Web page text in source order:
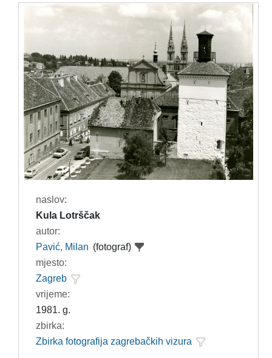
naslov:
Kula Lotrščak
autor:
Pavić, Milan (fotograf)
mjesto:
Zagreb
vrijeme:
1981. g.
zbirka:
Zbirka fotografija zagrebačkih vizura